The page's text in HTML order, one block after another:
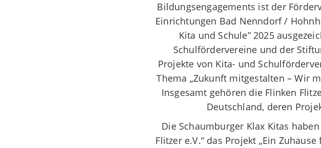
Bildungsengagements ist der
Einrichtungen Bad Nenndorf /
Kita und Schule” 2025
Schulfördervereine und der
Projekte von Kita- und
Thema „Zukunft mitgestalten – Wir
Insgesamt gehören die Flinken
Deutschland, deren
Die Schaumburger Klax Kitas
Flitzer e.V.“ das Projekt „Ein